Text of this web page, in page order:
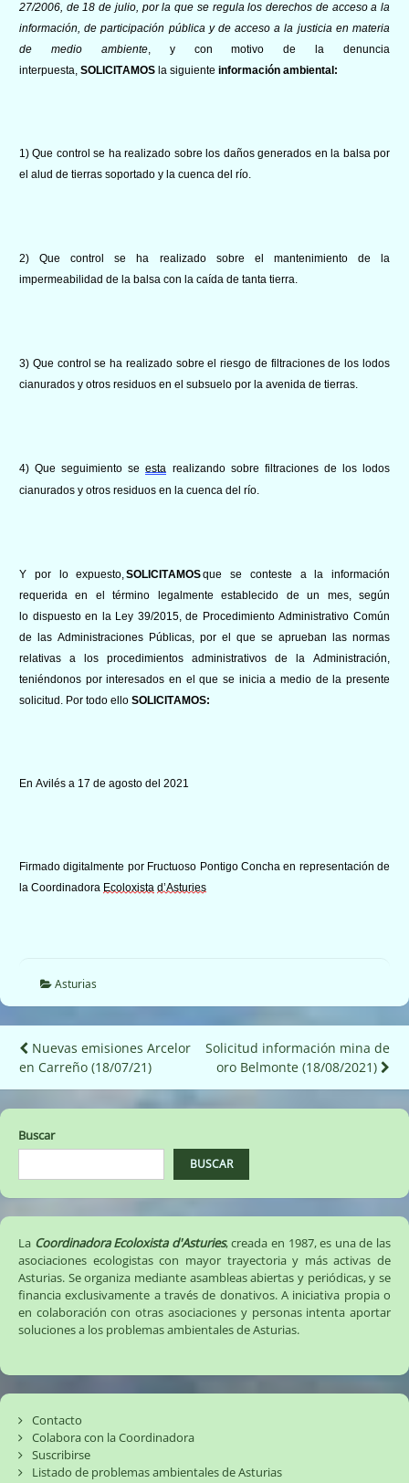
27/2006, de 18 de julio, por la que se regula los derechos de acceso a la
información, de participación pública y de acceso a la justicia en materia
de medio ambiente, y con motivo de la denuncia
interpuesta, SOLICITAMOS la siguiente información ambiental:
1) Que control se ha realizado sobre los daños generados en la balsa por
el alud de tierras soportado y la cuenca del río.
2) Que control se ha realizado sobre el mantenimiento de la
impermeabilidad de la balsa con la caída de tanta tierra.
3) Que control se ha realizado sobre el riesgo de filtraciones de los lodos
cianurados y otros residuos en el subsuelo por la avenida de tierras.
4) Que seguimiento seesta realizando sobre filtraciones de los lodos
cianurados y otros residuos en la cuenca del río.
Y por lo expuesto,SOLICITAMOSque se conteste a la información
requerida en el término legalmente establecido de un mes, según
lo dispuesto en la Ley 39/2015, de Procedimiento Administrativo Común
de las Administraciones Públicas, por el que se aprueban las normas
relativas a los procedimientos administrativos de la Administración,
teniéndonos por interesados en el que se inicia a medio de la presente
solicitud. Por todo ello SOLICITAMOS:
En Avilés a 17 de agosto del 2021
Firmado digitalmente por Fructuoso Pontigo Concha en representación de
la Coordinadora Ecoloxista d’Asturies
Asturias
Navegación
de
entradas
Nuevas emisiones Arcelor
en Carreño (18/07/21)
Solicitud información mina de
oro Belmonte (18/08/2021)
Buscar
BUSCAR
La Coordinadora Ecoloxista d'Asturies, creada en 1987, es una de las
asociaciones ecologistas con mayor trayectoria y más activas de
Asturias. Se organiza mediante asambleas abiertas y periódicas, y se
financia exclusivamente a través de donativos. A iniciativa propia o
en colaboración con otras asociaciones y personas intenta aportar
soluciones a los problemas ambientales de Asturias.
Contacto
Colabora con la Coordinadora
Suscribirse
Listado de problemas ambientales de Asturias